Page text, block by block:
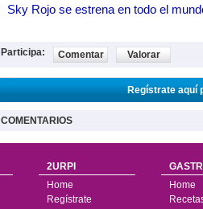
Sky Rojo se estrena en todo el
Participa: Comentar Valorar
Regístrate aquí
COMENTARIOS
2URPI
Home
Regístrate
Home